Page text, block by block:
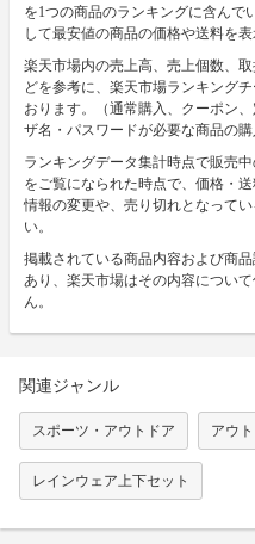
を1つの商品のランキングに含んで
して最安値の商品の価格や送料を表
楽天市場内の売上高、売上個数、
どを参考に、楽天市場ランキング
おります。（通常購入、クーポン
ザ名・パスワードが必要な商品の購
ランキングデータ集計時点で販売
をご覧になられた時点で、価格・
情報の変更や、売り切れとなって
い。
掲載されている商品内容および商
あり、楽天市場はその内容につい
ん。
関連ジャンル
スポーツ・アウトドア アウ
レインウェア上下セット